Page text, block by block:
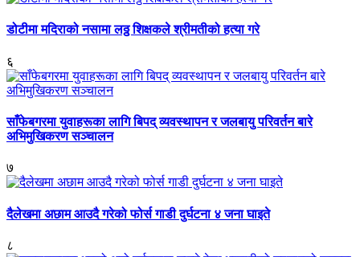
डोटीमा मदिराको नसामा लठ्ठ शिक्षकले श्रीमतीको हत्या गरे
६
साँफेबगरमा युवाहरूका लागि बिपद् व्यवस्थापन र जलबायु परिवर्तन बारे
अभिमुखिकरण सञ्चालन
७
दैलेखमा अछाम आउदै गरेको फोर्स गाडी दुर्घटना ४ जना घाइते
८